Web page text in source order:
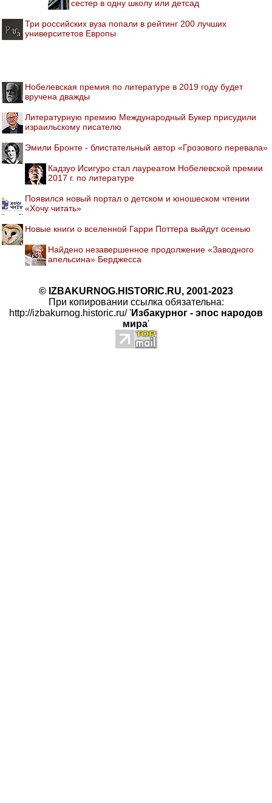
сестер в одну школу или детсад
Три российских вуза попали в рейтинг 200 лучших
университетов Европы
Нобелевская премия по литературе в 2019 году будет
вручена дважды
Литературную премию Международный Букер присудили
израильскому писателю
Эмили Бронте - блистательный автор «Грозового перевала»
Кадзуо Исигуро стал лауреатом Нобелевской премии
2017 г. по литературе
Появился новый портал о детском и юношеском чтении
«Хочу читать»
Новые книги о вселенной Гарри Поттера выйдут осенью
Найдено незавершенное продолжение «Заводного
апельсина» Берджесса
© IZBAKURNOG.HISTORIC.RU, 2001-2023
При копировании ссылка обязательна:
http://izbakurnog.historic.ru/ 'Избакурног - эпос народов
мира'